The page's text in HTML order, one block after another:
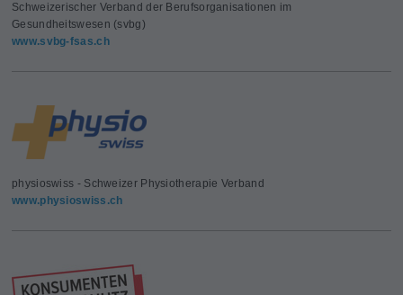
Schweizerischer Verband der Berufsorganisationen im
Gesundheitswesen (svbg)
www.svbg-fsas.ch
physioswiss - Schweizer Physiotherapie Verband
www.physioswiss.ch